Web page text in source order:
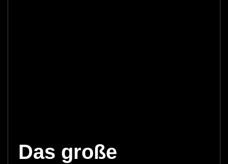
Das große